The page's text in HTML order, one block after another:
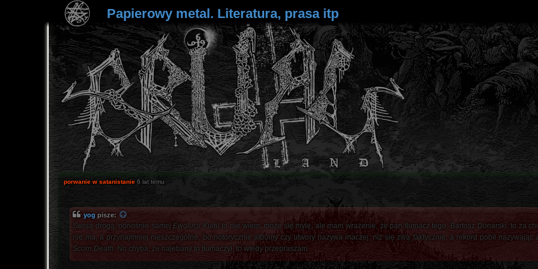
Papierowy metal. Literatura, prasa itp
porwanie w satanistanie 6 lat temu
yogpisze:
Swoją drogą, odnośnie samejEwolucji Kultu to nie wiem, może się mylę, ale mam wrażenie, że pan tłumacz tego, Bartosz Donarski, to za
nie ma, a przynajmniej nieszczególne, bo notorycznie albumy czy utwory nazywa inaczej, niż się zwą faktycznie, a rekord pobił nazywając
Scorn Death. No chyba, że najebany to tłumaczył, to wtedy przepraszam.